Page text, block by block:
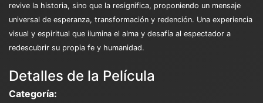
revive la historia, sino que la resignifica, proponiendo un mensaje
universal de esperanza, transformación y redención. Una experiencia
visual y espiritual que ilumina el alma y desafía al espectador a
redescubrir su propia fe y humanidad.
Detalles de la Película
Categoría: